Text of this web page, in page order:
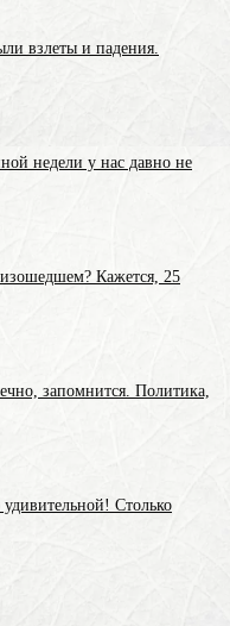
взлеты и падения.
недели у нас давно не
Кажется, 25
запомнится. Политика,
Столько